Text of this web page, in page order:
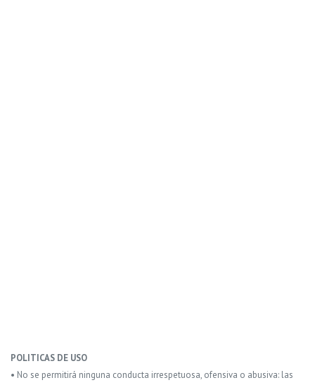
POLITICAS DE USO
• No se permitirá ninguna conducta irrespetuosa, ofensiva o abusiva: las